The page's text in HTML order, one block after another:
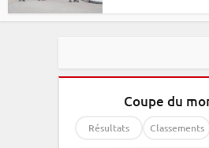
Coupe du
Résultats Classements